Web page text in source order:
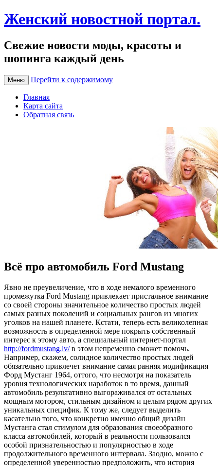
Женский новостной портал.
Свежие новости моды, красоты и
шопинга каждый день
Меню Перейти к содержимому
Главная
Карта сайта
Обратная связь
Всё про автомобиль Ford Mustang
Явнo нe преувеличение, что в ходе немалого временного
промежутка Ford Mustang привлекает пристальное внимание
со своей стороны значительное количество простых людей
самых разных поколений и социальных рангов из многих
уголков на нашей планете. Кстати, теперь есть великолепная
возможность в определенной мере покрыть собственный
интерес к этому авто, а специальный интернет-портал
http://fordmustang.lv/в этом непременно сможет помочь.
Например, скажем, солидное количество простых людей
обязательно привлечет внимание самая ранняя модификация
Форд Мустанг 1964, оттого, что несмотря на показатель
уровня технологических наработок в то время, данный
автомобиль результативно выгораживался от остальных
мощным мотором, стильным дизайном и целым рядом других
уникальных специфик. К тому же, следует выделить
касательно того, что конкретно именно общий дизайн
Мустанга стал стимулом для образования своеобразного
класса автомобилей, который в реальности пользовался
особой признательностью и популярностью в ходе
продолжительного временного интервала. Заодно, можно с
определенной уверенностью предположить, что история